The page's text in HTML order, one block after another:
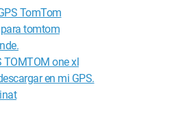
TomTom
tomtom
TOMTOM one xl
en mi GPS.